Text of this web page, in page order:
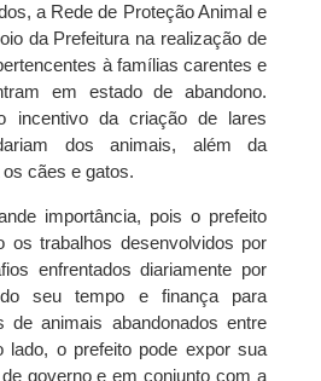
a Rede de Proteção Animal e
da Prefeitura na realização de
à famílias carentes e
em estado de abandono.
incentivo da criação de lares
dos animais, além da
cães e gatos.
importância, pois o prefeito
os trabalhos desenvolvidos por
enfrentados diariamente por
seu tempo e finança para
de animais abandonados entre
lado, o prefeito pode expor sua
governo e em conjunto com a